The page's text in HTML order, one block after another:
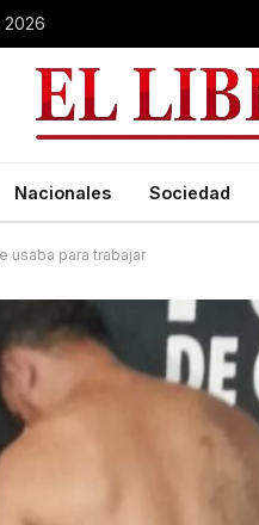
2026
Nacionales Sociedad
usaba para trabajar